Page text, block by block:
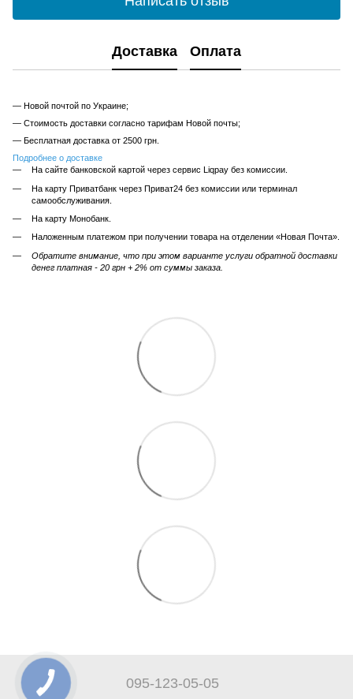
Доставка Оплата
— Новой почтой по Украине;
— Стоимость доставки согласно тарифам Новой почты;
— Бесплатная доставка от 2500 грн.
Подробнее о доставке
На сайте банковской картой через сервис Liqpay без комиссии.
На карту Приватбанк через Приват24 без комиссии или терминал
самообслуживания.
На карту Монобанк.
Наложенным платежом при получении товара на отделении «Новая Почта».
Обратите внимание, что при этом варианте услуги обратной доставки
денег платная - 20 грн + 2% от суммы заказа.
095-123-05-05